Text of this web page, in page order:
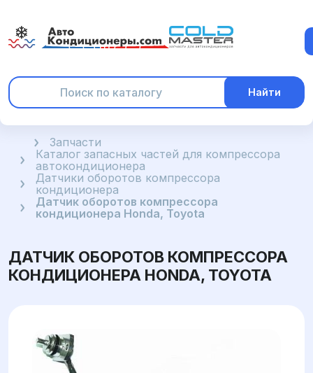
Найти
ГлавнаяЗапчасти
Каталог запасных частей для компрессора
автокондиционера
Датчики оборотов компрессора
кондиционера
Датчик оборотов компрессора
кондиционера Honda, Toyota
ДАТЧИК ОБОРОТОВ КОМПРЕССОРА
КОНДИЦИОНЕРА HONDA, TOYOTA